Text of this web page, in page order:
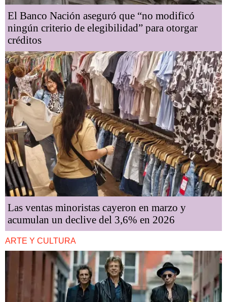
El Banco Nación aseguró que “no modificó
ningún criterio de elegibilidad” para otorgar
créditos
Las ventas minoristas cayeron en marzo y
acumulan un declive del 3,6% en 2026
ARTE Y CULTURA